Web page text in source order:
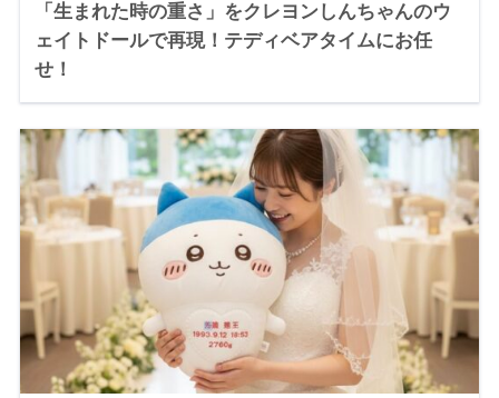
「生まれた時の重さ」をクレヨンしんちゃんのウ
ェイトドールで再現！テディベアタイムにお任
せ！